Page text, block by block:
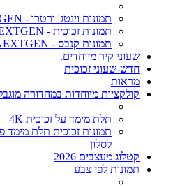
תמונות וינטג' ורטרו - NEXTGEN
תמונות זכוכית - NEXTGEN
תמונות קנבס - NEXTGEN
שעוני קיר מיוחדים.
חדש-שעוני זכוכית
מראות
קולקציות מיוחדות במהדורה
תלת מימד על זכוכית 4K
תמונות זכוכית תלת מימד
לסלון
קטלוג מעצבים 2026
תמונות לפי צבע